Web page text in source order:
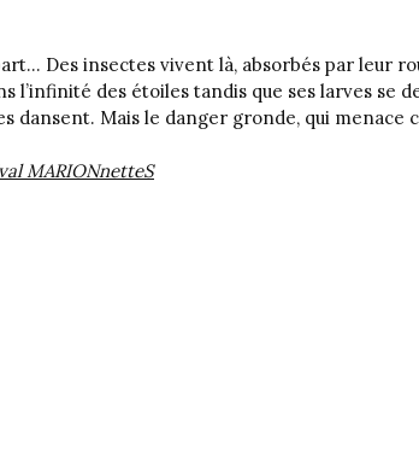
Des insectes vivent là, absorbés par leur
l’infinité des étoiles tandis que ses larves se
dansent. Mais le danger gronde, qui menace
MARIONnetteS